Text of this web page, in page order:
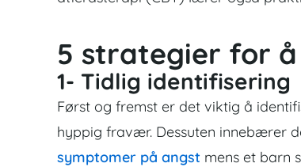
5 strategier for
1- Tidlig identifisering
Først og fremst er det viktig å
hyppig fravær. Dessuten innebærer
symptomer på angst mens et barn